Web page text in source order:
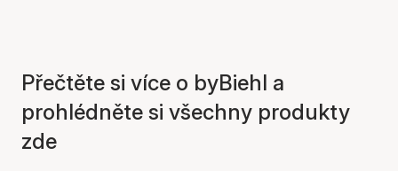
Přečtěte si více o byBiehl a
prohlédněte si všechny produkty
zde